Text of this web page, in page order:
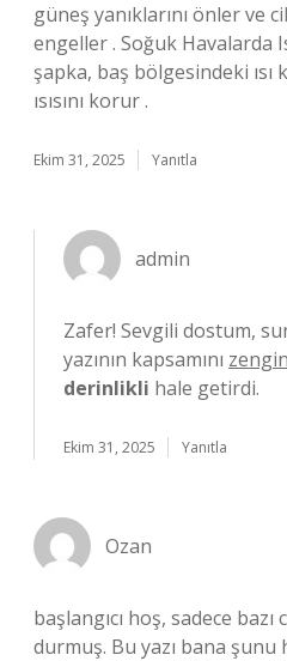
güneş yanıklarını önler ve
engeller . Soğuk Havalarda
şapka, baş bölgesindeki ısı
ısısını korur .
Ekim 31, 2025 Yanıtla
admin
Zafer! Sevgili dostum,
yazının kapsamını
derinlikli hale getirdi.
Ekim 31, 2025 Yanıtla
Ozan
başlangıcı hoş, sadece
durmuş. Bu yazı bana şunu